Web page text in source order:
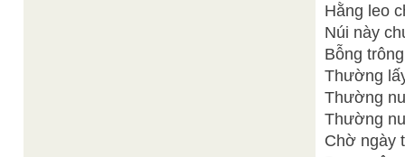
Hằng leo
Núi này
Bỗng
Thường
Thường
Thường
Chờ ngày